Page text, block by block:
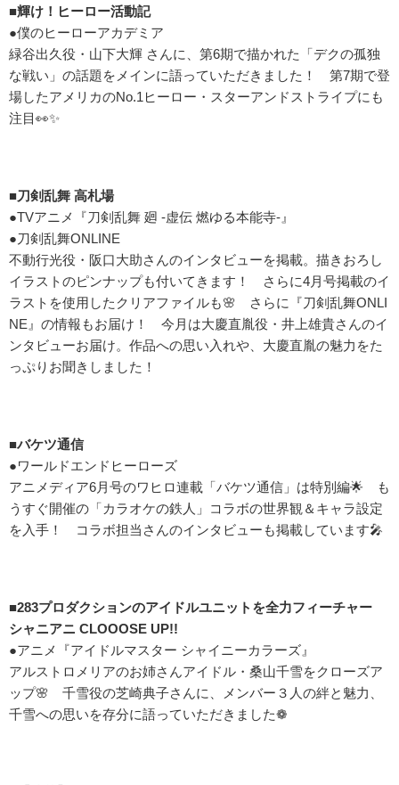
■輝け！ヒーロー活動記
●僕のヒーローアカデミア
緑谷出久役・山下大輝 さんに、第6期で描かれた「デクの孤独
な戦い」の話題をメインに語っていただきました！ 第7期で登
場したアメリカのNo.1ヒーロー・スターアンドストライプにも
注目👀✨
■刀剣乱舞 高札場
●TVアニメ『刀剣乱舞 廻 -虚伝 燃ゆる本能寺-』
●刀剣乱舞ONLINE
不動行光役・阪口大助さんのインタビューを掲載。描きおろし
イラストのピンナップも付いてきます！ さらに4月号掲載のイ
ラストを使用したクリアファイルも🌸 さらに『刀剣乱舞ONLI
NE』の情報もお届け！ 今月は大慶直胤役・井上雄貴さんのイ
ンタビューお届け。作品への思い入れや、大慶直胤の魅力をた
っぷりお聞きしました！
■バケツ通信
●ワールドエンドヒーローズ
アニメディア6月号のワヒロ連載「バケツ通信」は特別編🌟 も
うすぐ開催の「カラオケの鉄人」コラボの世界観＆キャラ設定
を入手！ コラボ担当さんのインタビューも掲載しています🎤
■283プロダクションのアイドルユニットを全力フィーチャー
シャニアニ CLOOOSE UP!!
●アニメ『アイドルマスター シャイニーカラーズ』
アルストロメリアのお姉さんアイドル・桑山千雪をクローズア
ップ🌸 千雪役の芝崎典子さんに、メンバー３人の絆と魅力、
千雪への思いを存分に語っていただきました❁